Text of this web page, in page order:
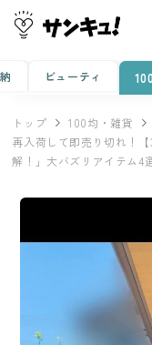
ビューティ
トップ 100均・雑貨
再入荷して即売り切れ！
解！」大バズリアイテム4